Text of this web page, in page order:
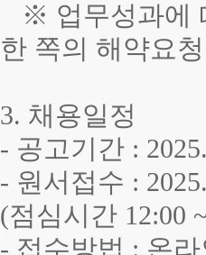
※ 업무성과에
한 쪽의 해약요
3. 채용일정
- 공고기간 :
- 원서접수 :
(점심시간 12:00
- 접수방법 : 온